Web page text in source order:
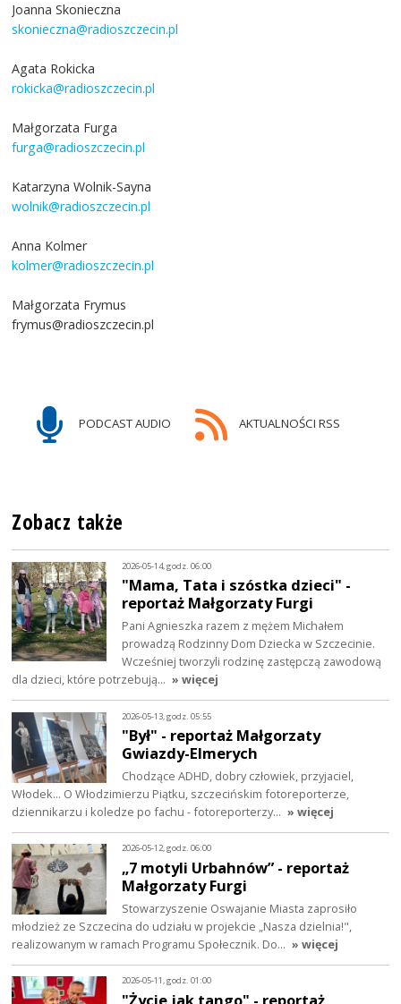
Joanna Skonieczna
skonieczna@radioszczecin.pl
Agata Rokicka
rokicka@radioszczecin.pl
Małgorzata Furga
furga@radioszczecin.pl
Katarzyna Wolnik-Sayna
wolnik@radioszczecin.pl
Anna Kolmer
kolmer@radioszczecin.pl
Małgorzata Frymus
frymus@radioszczecin.pl
PODCAST AUDIO AKTUALNOŚCI RSS
Zobacz także
2026-05-14, godz. 06:00
"Mama, Tata i szóstka dzieci" -
reportaż Małgorzaty Furgi
Pani Agnieszka razem z mężem Michałem
prowadzą Rodzinny Dom Dziecka w Szczecinie.
Wcześniej tworzyli rodzinę zastępczą zawodową
dla dzieci, które potrzebują… » więcej
2026-05-13, godz. 05:55
"Był" - reportaż Małgorzaty
Gwiazdy-Elmerych
Chodzące ADHD, dobry człowiek, przyjaciel,
Włodek... O Włodzimierzu Piątku, szczecińskim fotoreporterze,
dziennikarzu i koledze po fachu - fotoreporterzy… » więcej
2026-05-12, godz. 06:00
„7 motyli Urbahnów” - reportaż
Małgorzaty Furgi
Stowarzyszenie Oswajanie Miasta zaprosiło
młodzież ze Szczecina do udziału w projekcie „Nasza dzielnia!",
realizowanym w ramach Programu Społecznik. Do… » więcej
2026-05-11, godz. 01:00
"Życie jak tango" - reportaż